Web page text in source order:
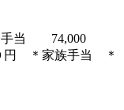
手当 74,000
円 ＊家族手当 ＊